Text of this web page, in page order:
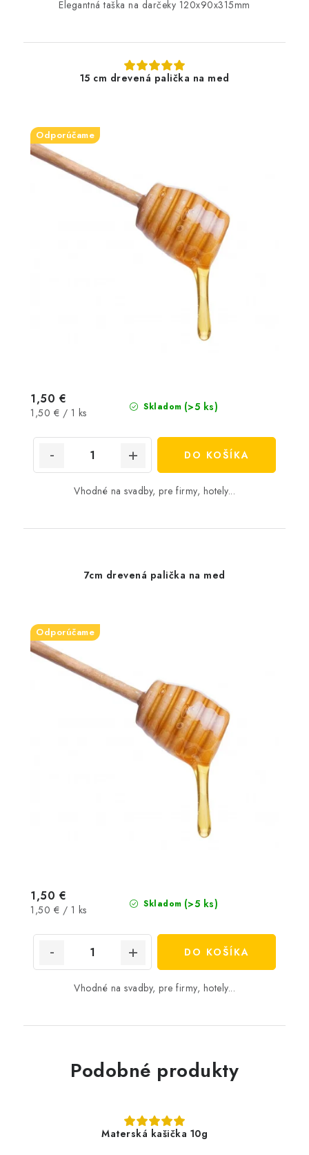
Elegantná taška na darčeky 120x90x315mm
15 cm drevená palička na med
Odporúčame
Skladom (>5 ks)
1,50 €
Jednotková
1,50 € / 1 ks
DO KOŠÍKA
Vhodné na svadby, pre firmy, hotely...
7cm drevená palička na med
Odporúčame
Skladom (>5 ks)
1,50 €
Jednotková
1,50 € / 1 ks
DO KOŠÍKA
Vhodné na svadby, pre firmy, hotely...
Podobné produkty
Materská kašička 10g